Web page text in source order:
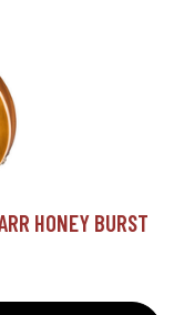
HONEY BURST